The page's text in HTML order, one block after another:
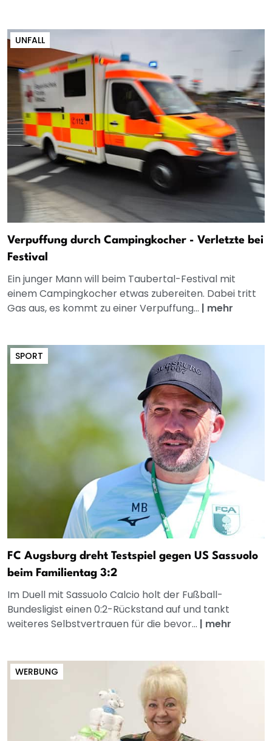
UNFALL
Verpuffung durch Campingkocher - Verletzte bei
Festival
Ein junger Mann will beim Taubertal-Festival mit
einem Campingkocher etwas zubereiten. Dabei tritt
Gas aus, es kommt zu einer Verpuffung... | mehr
SPORT
FC Augsburg dreht Testspiel gegen US Sassuolo
beim Familientag 3:2
Im Duell mit Sassuolo Calcio holt der Fußball-
Bundesligist einen 0:2-Rückstand auf und tankt
weiteres Selbstvertrauen für die bevor... | mehr
WERBUNG